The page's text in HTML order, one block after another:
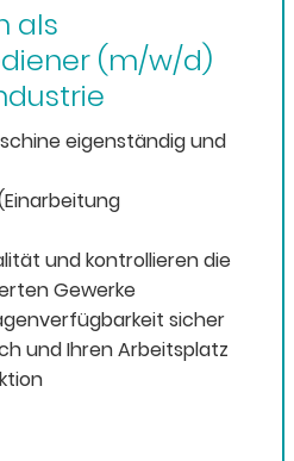
als
(m/w/d)
eigenständig und
und kontrollieren die
Gewerke
sicher
und Ihren Arbeitsplatz